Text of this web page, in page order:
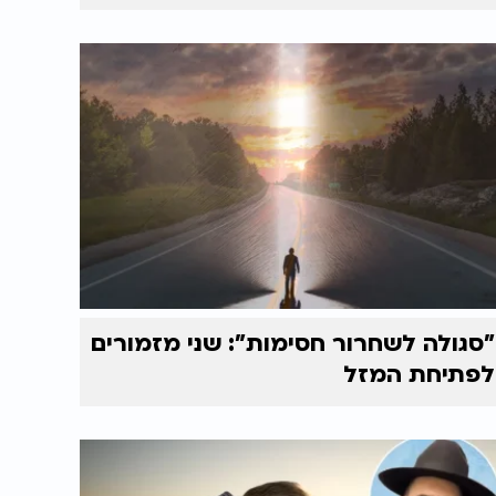
"סגולה לשחרור חסימות": שני מזמורים
לפתיחת המזל